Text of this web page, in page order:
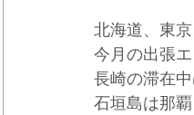
北海道、東
今月の出張
長崎の滞在
石垣島は那